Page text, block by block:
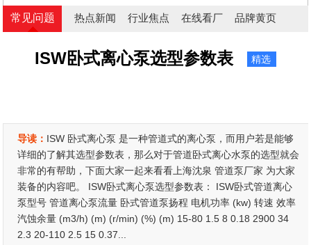
常见问题 热点新闻 行业焦点 在线看厂 品牌黄页
ISW卧式离心泵选型参数表 精选
导读： ISW 卧式离心泵 是一种管道式的离心泵，而用户若是能够
详细的了解其选型参数表，那么对于管道卧式离心水泵的选型就会
非常的有帮助，下面大家一起来看看上海沈泉 管道泵厂家 为大家
装备的内容吧。 ISW卧式离心泵选型参数表： ISW卧式管道离心
泵型号 管道离心泵流量 卧式管道泵扬程 电机功率 (kw) 转速 效率
汽蚀余量 (m3/h) (m) (r/min) (%) (m) 15-80 1.5 8 0.18 2900 34
2.3 20-110 2.5 15 0.37...